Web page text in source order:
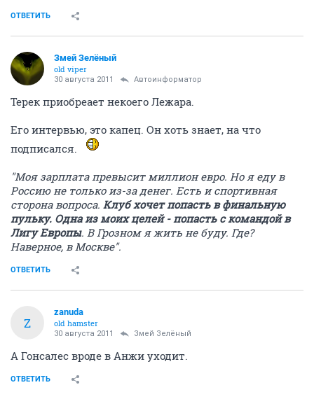
ОТВЕТИТЬ
Змей Зелёный
old viper
30 августа 2011 Автоинформатор
Терек приобреает некоего Лежара.
Его интервью, это капец. Он хоть знает, на что
подписался.
"Моя зарплата превысит миллион евро. Но я еду в
Россию не только из-за денег. Есть и спортивная
сторона вопроса. Клуб хочет попасть в финальную
пульку. Одна из моих целей - попасть с командой в
Лигу Европы. В Грозном я жить не буду. Где?
Наверное, в Москве".
ОТВЕТИТЬ
Z
zanuda
old hamster
30 августа 2011 Змей Зелёный
А Гонсалес вроде в Анжи уходит.
ОТВЕТИТЬ